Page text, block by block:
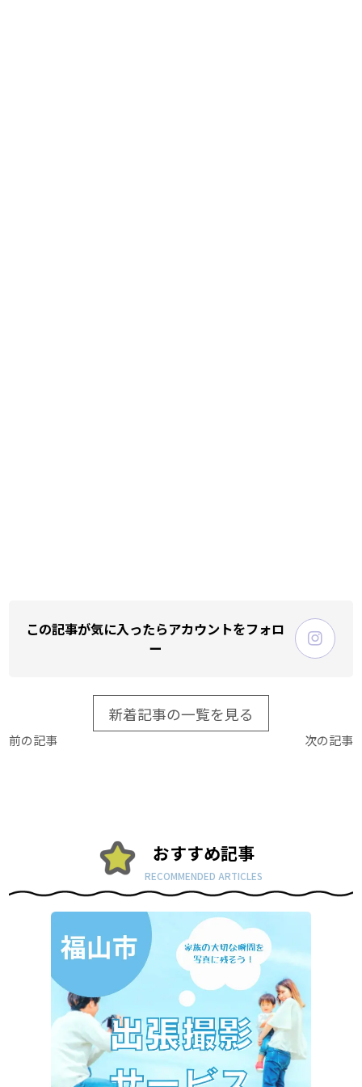
この記事が気に入ったらアカウントをフォロ
ー
新着記事の一覧を見る
前の記事 次の記事
おすすめ記事
RECOMMENDED ARTICLES